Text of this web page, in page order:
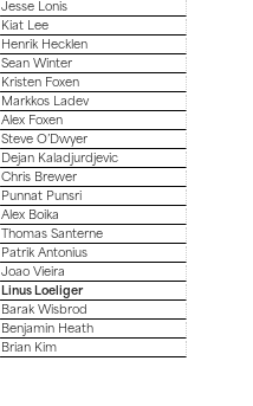
Jesse Lonis
Kiat Lee
Henrik Hecklen
Sean Winter
Kristen Foxen
Markkos Ladev
Alex Foxen
Steve O’Dwyer
Dejan Kaladjurdjevic
Chris Brewer
Punnat Punsri
Alex Boika
Thomas Santerne
Patrik Antonius
Joao Vieira
Linus Loeliger
Barak Wisbrod
Benjamin Heath
Brian Kim